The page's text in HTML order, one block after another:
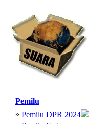
Pemilu
» Pemilu DPR 2024